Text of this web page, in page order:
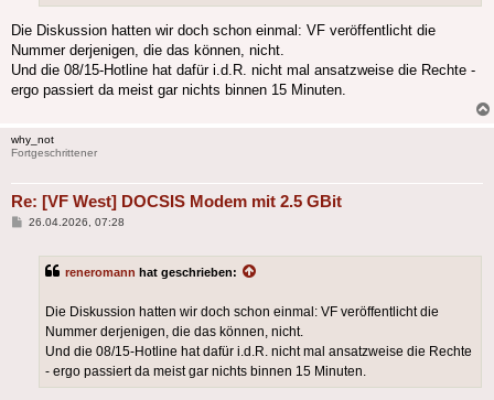
Die Diskussion hatten wir doch schon einmal: VF veröffentlicht die
Nummer derjenigen, die das können, nicht.
Und die 08/15-Hotline hat dafür i.d.R. nicht mal ansatzweise die Rechte -
ergo passiert da meist gar nichts binnen 15 Minuten.
why_not
Fortgeschrittener
Re: [VF West] DOCSIS Modem mit 2.5 GBit
Beitrag
26.04.2026, 07:28
reneromann hat geschrieben:
Die Diskussion hatten wir doch schon einmal: VF veröffentlicht die
Nummer derjenigen, die das können, nicht.
Und die 08/15-Hotline hat dafür i.d.R. nicht mal ansatzweise die Rechte
- ergo passiert da meist gar nichts binnen 15 Minuten.